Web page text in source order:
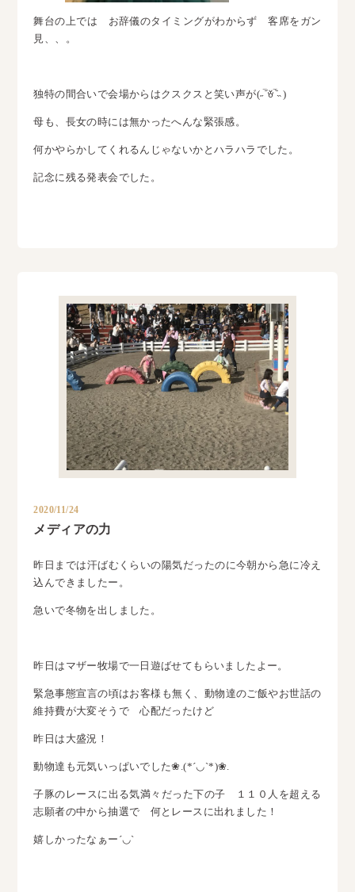
舞台の上では お辞儀のタイミングがわからず 客席をガン
見、、。
独特の間合いで会場からはクスクスと笑い声が(˶‾᷄ꈊ‾᷅˵ )
母も、長女の時には無かったへんな緊張感。
何かやらかしてくれるんじゃないかとハラハラでした。
記念に残る発表会でした。
2020/11/24
メディアの力
昨日までは汗ばむくらいの陽気だったのに今朝から急に冷え
込んできましたー。
急いで冬物を出しました。
昨日はマザー牧場で一日遊ばせてもらいましたよー。
緊急事態宣言の頃はお客様も無く、動物達のご飯やお世話の
維持費が大変そうで 心配だったけど
昨日は大盛況！
動物達も元気いっぱいでした❀.(*´◡`*)❀.
子豚のレースに出る気満々だった下の子 １１０人を超える
志願者の中から抽選で 何とレースに出れました！
嬉しかったなぁー´◡`